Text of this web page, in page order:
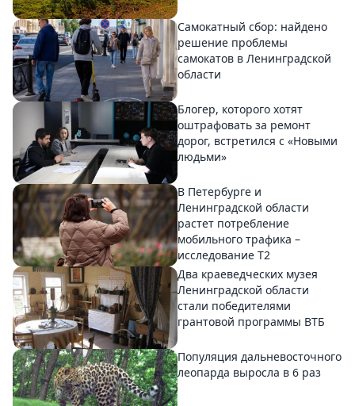
Самокатный сбор: найдено
решение проблемы
самокатов в Ленинградской
области
Блогер, которого хотят
оштрафовать за ремонт
дорог, встретился с «Новыми
людьми»
В Петербурге и
Ленинградской области
растет потребление
мобильного трафика –
исследование T2
Два краеведческих музея
Ленинградской области
стали победителями
грантовой программы ВТБ
Популяция дальневосточного
леопарда выросла в 6 раз